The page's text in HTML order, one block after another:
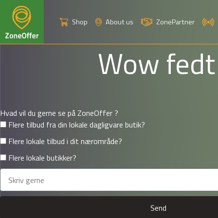
Shop About us ZonePartner
Wow
Hvad vil du gerne se på ZoneOffer ?
Flere tilbud fra din lokale dagligvare butik?
Flere lokale tilbud i dit nærområde?
Flere lokale butikker?
Send